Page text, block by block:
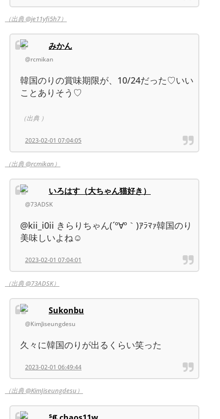
（出典 @je11yfi5h7）
みかん
@rcmikan
韓国のりの賞味期限が、10/24だった♡いい
ことありそう♡
（出典 ）
2023-02-01 07:04:05
（出典 @rcmikan）
いろはす（大ちゃん猫好き）
@73ADSK
@kii_i0ii きらりちゃん(´º∀º｀)ｱﾗﾏｧ韓国のり
美味しいよね☺️
2023-02-01 07:04:01
（出典 @73ADSK）
Sukonbu
@KimJiseungdesu
久々に韓国のりが出るくらい笑った
2023-02-01 06:49:44
（出典 @KimJiseungdesu）